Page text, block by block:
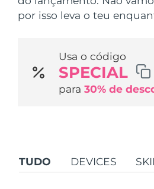
por isso leva o teu
Usa o código
SPECIAL
para30% de
TUDO DEVICES
POPULAR
Ofertas especiais
Espanha
França